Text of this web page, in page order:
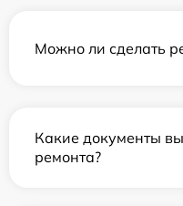
Можно ли сделать
Какие документы
ремонта?